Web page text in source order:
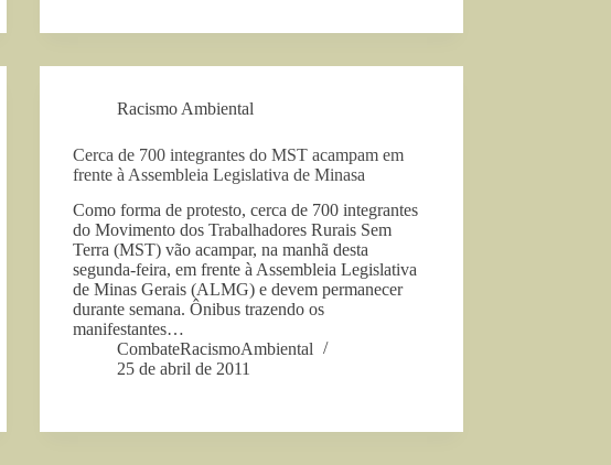
Racismo Ambiental
Cerca de 700 integrantes do MST acampam em
frente à Assembleia Legislativa de Minasa
Como forma de protesto, cerca de 700 integrantes
do Movimento dos Trabalhadores Rurais Sem
Terra (MST) vão acampar, na manhã desta
segunda-feira, em frente à Assembleia Legislativa
de Minas Gerais (ALMG) e devem permanecer
durante semana. Ônibus trazendo os
manifestantes…
CombateRacismoAmbiental
25 de abril de 2011